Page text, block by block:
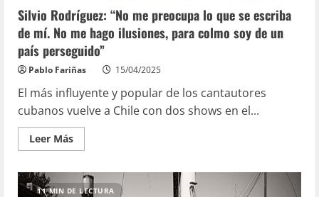
Silvio Rodríguez: “No me preocupa lo que se escriba
de mí. No me hago ilusiones, para colmo soy de un
país perseguido”
Pablo Fariñas 15/04/2025
El más influyente y popular de los cantautores
cubanos vuelve a Chile con dos shows en el...
Leer Más
11 MIN DE LECTURA